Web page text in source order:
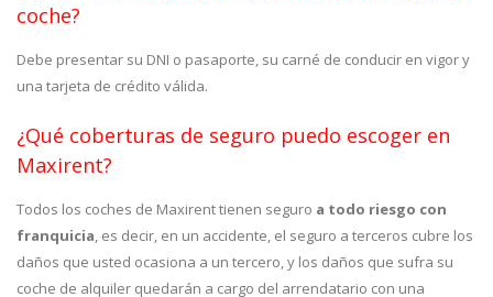
coche?
Debe presentar su DNI o pasaporte, su carné de conducir en vigor y
una tarjeta de crédito válida.
¿Qué coberturas de seguro puedo escoger en
Maxirent?
Todos los coches de Maxirent tienen seguro a todo riesgo con
franquicia, es decir, en un accidente, el seguro a terceros cubre los
daños que usted ocasiona a un tercero, y los daños que sufra su
coche de alquiler quedarán a cargo del arrendatario con una